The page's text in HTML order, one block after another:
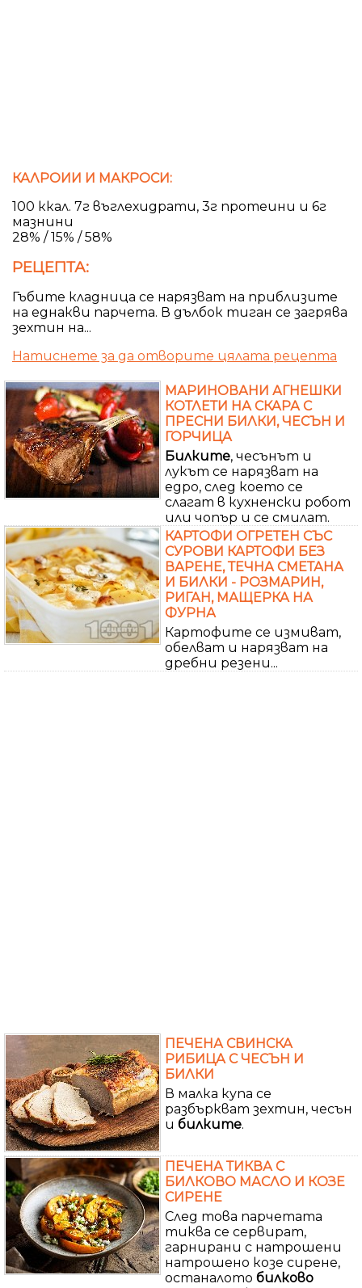
КАЛРОИИ И МАКРОСИ:
100 ккал. 7г въглехидрати, 3г протеини и 6г
мазнини
28% / 15% / 58%
РЕЦЕПТА:
Гъбите кладница се нарязват на приблизите
на еднакви парчета. В дълбок тиган се загрява
зехтин на...
Натиснете за да отворите цялата рецепта
МАРИНОВАНИ АГНЕШКИ
КОТЛЕТИ НА СКАРА С
ПРЕСНИ БИЛКИ, ЧЕСЪН И
ГОРЧИЦА
Билките, чесънът и
лукът се нарязват на
едро, след което се
слагат в кухненски робот
или чопър и се смилат.
КАРТОФИ ОГРЕТЕН СЪС
СУРОВИ КАРТОФИ БЕЗ
ВАРЕНЕ, ТЕЧНА СМЕТАНА
И БИЛКИ - РОЗМАРИН,
РИГАН, МАЩЕРКА НА
ФУРНА
Картофите се измиват,
обелват и нарязват на
дребни резени...
ПЕЧЕНА СВИНСКА
РИБИЦА С ЧЕСЪН И
БИЛКИ
В малка купа се
разбъркват зехтин, чесън
и билките.
ПЕЧЕНА ТИКВА С
БИЛКОВО МАСЛО И КОЗЕ
СИРЕНЕ
След това парчетата
тиква се сервират,
гарнирани с натрошени
натрошено козе сирене,
останалото билково